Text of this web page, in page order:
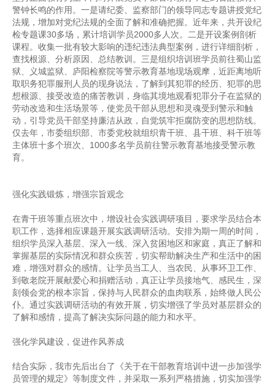
警钟长鸣的作用。一是请纪委、监察部门的领导同志专题讲授党纪
法规，增加对党纪法规的全面了解和准确把握。近年来，共开设纪
检专题课30多场，累计培训学员2000多人次。二是开设案例剖析
课程。收集一批有较大影响的违纪违法典型案例，进行详细剖析，
查找根源、分析原因、总结教训。三是组织培训班学员前往蜀山监
狱、义城监狱、庐阳检察院等警示教育基地现场观摩，近距离地听
取职务犯罪服刑人员的现身说法，了解到其犯罪的经历、犯罪的思
想根源、接受改造的痛苦教训，身临其境地观看犯罪分子在监狱的
劳动改造和生活场景等，使党员干部从思想和灵魂受到警示和触
动，引导党员干部坚持廉洁从政，自觉筑牢拒腐防变的思想防线。
仅去年，市委组织部、市委党校就组织青干班、县干班、科干班等
主体班十多个班次、1000多名学员前往警示教育基地接受警示教
育。
强化实践锻炼，增强宗旨观念
在青干班等重点班次中，增设社会实践调研项目，要求学员结合本
职工作，选择相应课题开展实践调研活动。安排为期一周的时间，
组织学员深入基层、深入一线、深入贫困地区和家庭，真正了解和
掌握基层的实际情况和群众疾苦，切实帮助解决生产和生活中的困
难，增强对群众的感情。让学员当工人、当农民、从事环卫工作、
到敬老院开展献爱心和捐赠活动，真正让学员接地气、感民生，深
刻领会党的根本宗旨，保持与人民群众的血肉联系，始终做人民公
仆。通过实践调研活动的有效开展，切实增强了学员对基层群众的
了解和感情，提高了解决实际问题的能力和水平。
强化学风建设，促进作风养成
结合实际，我市先后出台了《关于在干部教育培训中进一步加强学
员管理的规定》等制度文件，并采取一系列严格措施，切实加强学